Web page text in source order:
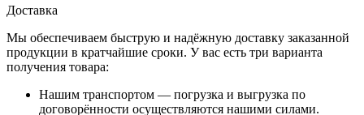
Доставка
Мы обеспечиваем быструю и надёжную доставку заказанной
продукции в кратчайшие сроки. У вас есть три варианта
получения товара:
Нашим транспортом — погрузка и выгрузка по
договорённости осуществляются нашими силами.